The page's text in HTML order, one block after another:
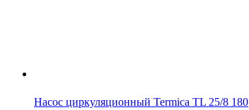
Насос циркуляционный Termica TL 25/8 180